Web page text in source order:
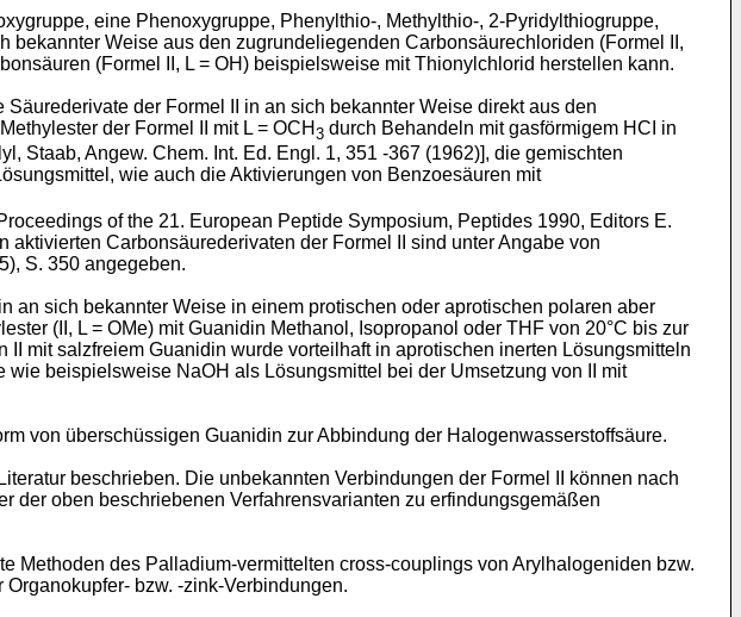
eine Phenoxygruppe, Phenylthio-, Methylthio-, 2-Pyridylthiogruppe,
Weise aus den zugrundeliegenden Carbonsäurechloriden (Formel II,
(Formel II, L = OH) beispielsweise mit Thionylchlorid herstellen kann.
der Formel II in an sich bekannter Weise direkt aus den
der Formel II mit L = OCH 3 durch Behandeln mit gasförmigem HCI in
Staab, Angew. Chem. Int. Ed. Engl. 1, 351 -367 (1962)], die gemischten
wie auch die Aktivierungen von Benzoesäuren mit
of the 21. European Peptide Symposium, Peptides 1990, Editors E.
Carbonsäurederivaten der Formel II sind unter Angabe von
S. 350 angegeben.
an sich bekannter Weise in einem protischen oder aprotischen polaren aber
(II, L = OMe) mit Guanidin Methanol, Isopropanol oder THF von 20°C bis zur
mit salzfreiem Guanidin wurde vorteilhaft in aprotischen inerten Lösungsmitteln
beispielsweise NaOH als Lösungsmittel bei der Umsetzung von II mit
von überschüssigen Guanidin zur Abbindung der Halogenwasserstoffsäure.
beschrieben. Die unbekannten Verbindungen der Formel II können nach
der oben beschriebenen Verfahrensvarianten zu erfindungsgemäßen
Methoden des Palladium-vermittelten cross-couplings von Arylhalogeniden bzw.
bzw. -zink-Verbindungen.